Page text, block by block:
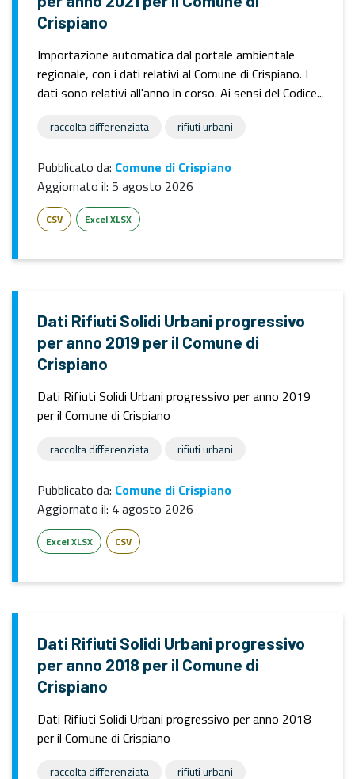
Crispiano
Importazione automatica dal portale ambientale
regionale, con i dati relativi al Comune di Crispiano. I
dati sono relativi all'anno in corso. Ai sensi del Codice...
raccolta differenziata rifiuti urbani
Pubblicato da: Comune di Crispiano
Aggiornato il: 5 agosto 2026
CSV Excel XLSX
Dati Rifiuti Solidi Urbani progressivo
per anno 2019 per il Comune di
Crispiano
Dati Rifiuti Solidi Urbani progressivo per anno 2019
per il Comune di Crispiano
raccolta differenziata rifiuti urbani
Pubblicato da: Comune di Crispiano
Aggiornato il: 4 agosto 2026
Excel XLSX CSV
Dati Rifiuti Solidi Urbani progressivo
per anno 2018 per il Comune di
Crispiano
Dati Rifiuti Solidi Urbani progressivo per anno 2018
per il Comune di Crispiano
raccolta differenziata rifiuti urbani